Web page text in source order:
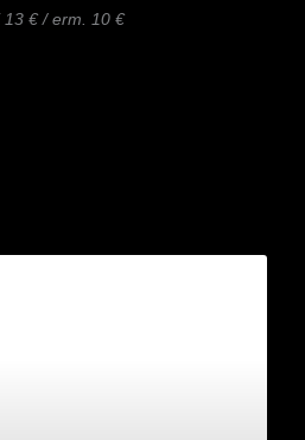
13 € / erm. 10 €